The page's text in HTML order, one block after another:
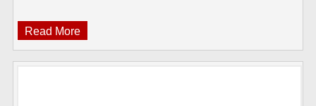
Read More